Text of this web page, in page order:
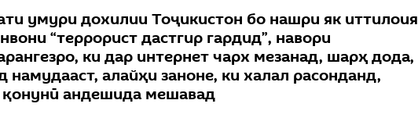
умури дохилии Тоҷикистон бо нашри як иттилоия
“террорист дастгир гардид”, навори
ки дар интернет чарх мезанад, шарҳ дода,
намудааст, алайҳи заноне, ки халал расонданд,
андешида мешавад